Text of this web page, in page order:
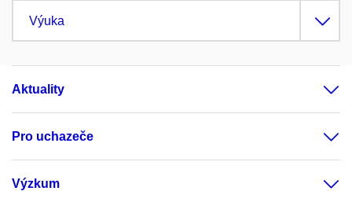
Výuka
Aktuality
Pro uchazeče
Výzkum